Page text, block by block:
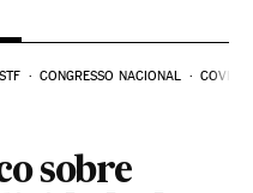
STF CONGRESSO NACIONAL COVID-
sobre